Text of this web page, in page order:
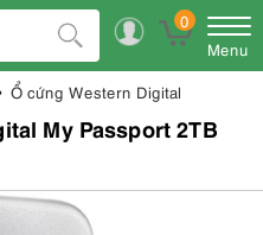
0
Menu
Ổ cứng Western Digital
My Passport 2TB